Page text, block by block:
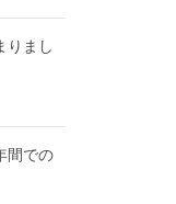
りまし
間での